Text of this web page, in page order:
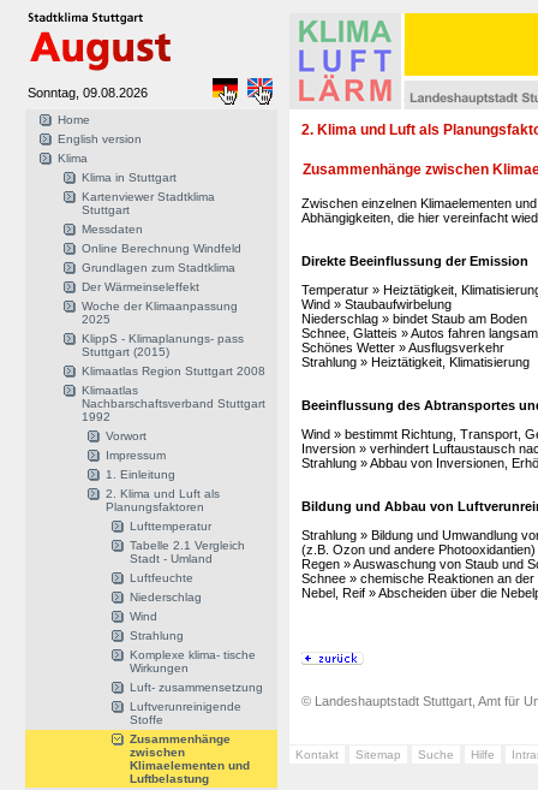
Sonntag, 09.08.2026
Home
English version
Klima
Klima in Stuttgart
Kartenviewer Stadtklima
Stuttgart
Messdaten
Online Berechnung Windfeld
Grundlagen zum Stadtklima
Der Wärmeinseleffekt
Woche der Klimaanpassung
2025
KlippS - Klimaplanungs- pass
Stuttgart (2015)
Klimaatlas Region Stuttgart 2008
Klimaatlas
Nachbarschaftsverband Stuttgart
1992
Vorwort
Impressum
1. Einleitung
2. Klima und Luft als
Planungsfaktoren
Lufttemperatur
Tabelle 2.1 Vergleich
Stadt - Umland
Luftfeuchte
Niederschlag
Wind
Strahlung
Komplexe klima- tische
Wirkungen
Luft- zusammensetzung
Luftverunreinigende
Stoffe
Zusammenhänge
zwischen
Klimaelementen und
Luftbelastung
2. Klima und Luft als
Zusammenhänge zwischen
Zwischen einzelnen Klimaelementen
Abhängigkeiten, die hier vereinfacht
Direkte Beeinflussung der Emission
Temperatur » Heiztätigkeit,
Wind » Staubaufwirbelung
Niederschlag » bindet Staub am Boden
Schnee, Glatteis » Autos fahren
Schönes Wetter » Ausflugsverkehr
Strahlung » Heiztätigkeit, Klimatisierung
Beeinflussung des Abtransportes
Wind » bestimmt Richtung, Transport,
Inversion » verhindert Luftaustausch
Strahlung » Abbau von Inversionen,
Bildung und Abbau von
Strahlung » Bildung und Umwandlung
(z.B. Ozon und andere Photooxidantien)
Regen » Auswaschung von Staub und
Schnee » chemische Reaktionen an
Nebel, Reif » Abscheiden über die
© Landeshauptstadt Stuttgart, Amt für
Kontakt Sitemap Suche Hilfe